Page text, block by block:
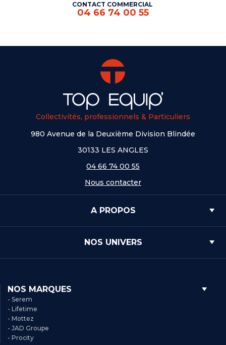
CONTACT COMMERCIAL
04 66 74 00 55
Collectivités, professionnels & Particuliers
980 Avenue de la Deuxième Division Blindée
30133 LES ANGLES
04 66 74 00 55
Nous contacter
A PROPOS
NOS UNIVERS
NOS MARQUES
- Serem
- Lifetime
- Mottez
- JAD Groupe
- Procity